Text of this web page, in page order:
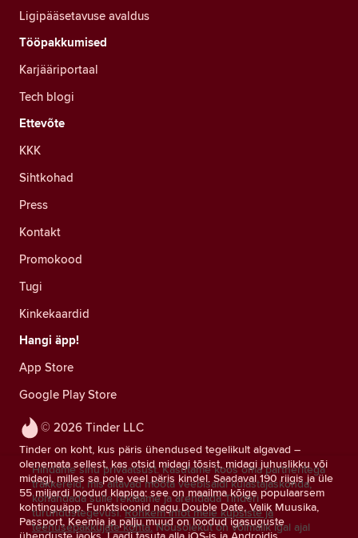
© 2026 Tinder LLC
Tinder on koht, kus päris ühendused tegelikult algavad –
olenemata sellest, kas otsid midagi tõsist, midagi juhuslikku või
midagi, milles sa pole veel päris kindel. Saadaval 190 riigis ja üle
55 miljardi loodud klapiga: see on maailma kõige populaarsem
kohtinguäpp. Funktsioonid nagu Double Date, Valik Muusika,
Passport, Keemia ja palju muud on loodud igasuguste
Ligipääsetavuse avaldus
Tööpakkumised
Karjääriportaal
Tech blogi
Ettevõte
KKK
Sihtkohad
Press
Kontakt
Promokood
Tugi
Kinkekaardid
Hangi äpp!
App Store
Google Play Store
Hindame sinu privaatsust. Kasutame koos oma partneritega
träkkereid, mis aitavad mõõta veebisaidi külastajaskonda,
kohandada sulle reklaame ja arendada Tinderi
turundustegevusi. Rohkem infot meie küpsiste ja
teenusepakkujate kohta. Nõusolekut on võimalik igal ajal